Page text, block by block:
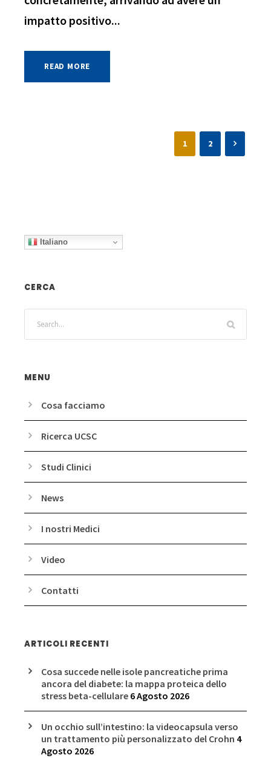
impatto positivo...
READ MORE
1 2
Italiano
CERCA
MENU
Cosa facciamo
Ricerca UCSC
Studi Clinici
News
I nostri Medici
Video
Contatti
ARTICOLI RECENTI
Cosa succede nelle isole pancreatiche prima
ancora del diabete: la mappa proteica dello
stress beta-cellulare 6 Agosto 2026
Un occhio sull’intestino: la videocapsula verso
un trattamento più personalizzato del Crohn 4
Agosto 2026